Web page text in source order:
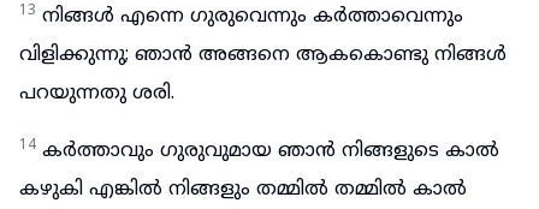
13 നിങ്ങൾ എന്നെ ഗുരുവെന്നും കർത്താവെന്നും
വിളിക്കുന്നു; ഞാൻ അങ്ങനെ ആകകൊണ്ടു നിങ്ങൾ
പറയുന്നതു ശരി.
14 കർത്താവും ഗുരുവുമായ ഞാൻ നിങ്ങളുടെ കാൽ
കഴുകി എങ്കിൽ നിങ്ങളും തമ്മിൽ തമ്മിൽ കാൽ